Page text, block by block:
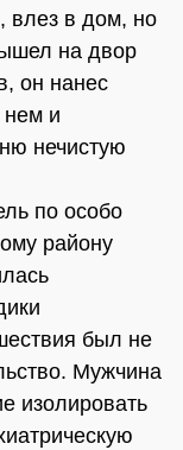
влез в дом, но
на двор
он нанес
нем и
нечистую
по особо
району
был не
Мужчина
изолировать